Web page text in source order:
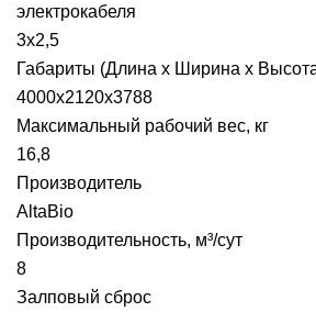
электрокабеля
3х2,5
Габариты (Длина х Ширина х
4000х2120х3788
Максимальный рабочий вес, кг
16,8
Производитель
AltaBio
Производительность, м³/сут
8
Залповый сброс